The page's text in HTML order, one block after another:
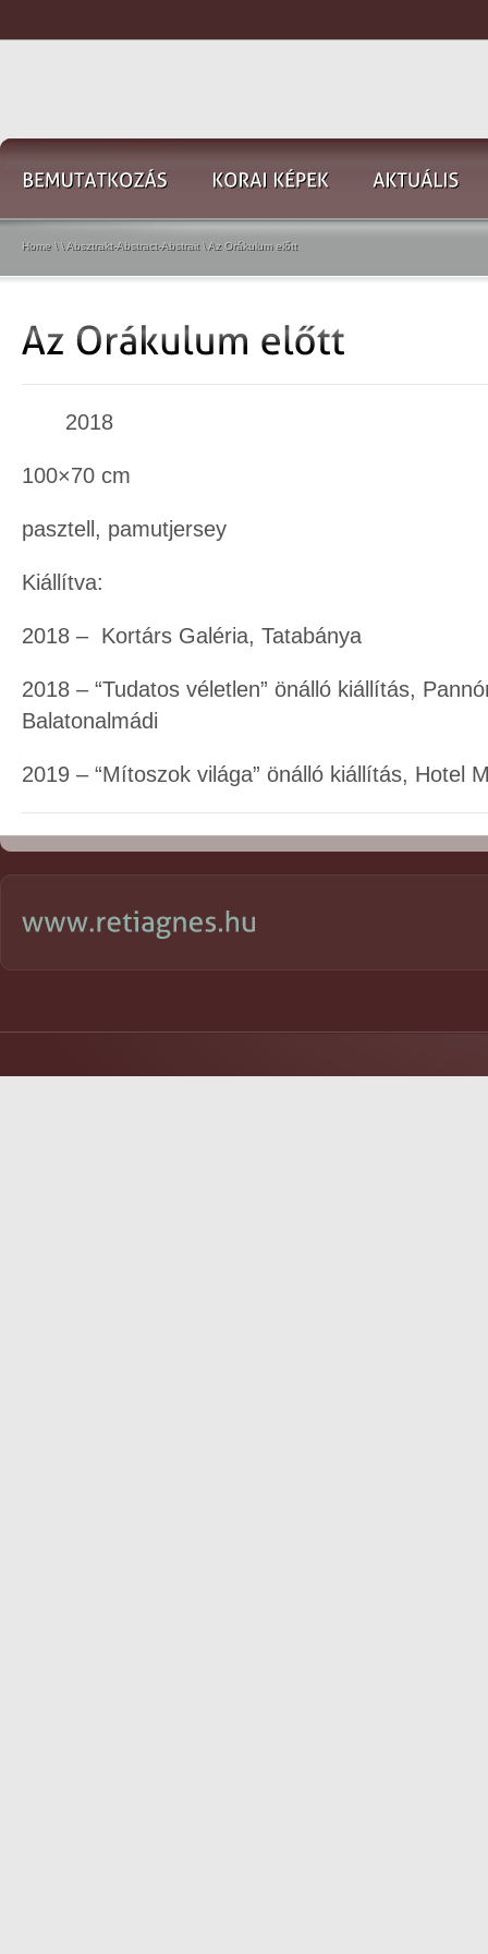
Home \ \ Absztrakt-Abstract-Abstrait\ Az Orákulum előtt
2018
100×70 cm
pasztell, pamutjersey
Kiállítva:
2018 – Kortárs Galéria, Tatabánya
2018 – “Tudatos véletlen” önálló kiállítás,
Balatonalmádi
2019 – “Mítoszok világa” önálló kiállítás, Hotel